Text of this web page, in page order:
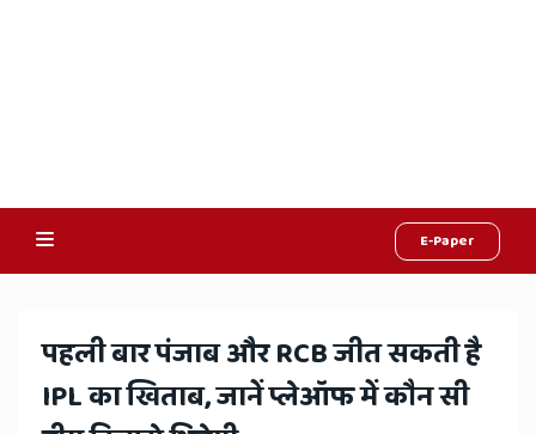
E-Paper
Hindi
News,
पहली बार पंजाब और RCB जीत सकती है
IPL का खिताब, जानें प्लेऑफ में कौन सी